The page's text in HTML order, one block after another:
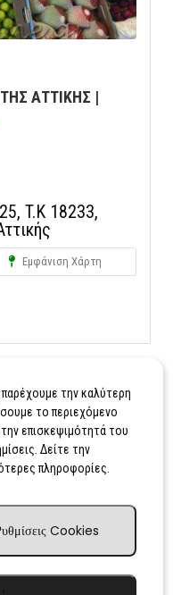
ΑΤΤΙΚΗΣ |
T.K 18233,
Εμφάνιση Χάρτη
την καλύτερη
το περιεχόμενο
επισκεψιμότητά του
Δείτε την
πληροφορίες.
Cookies